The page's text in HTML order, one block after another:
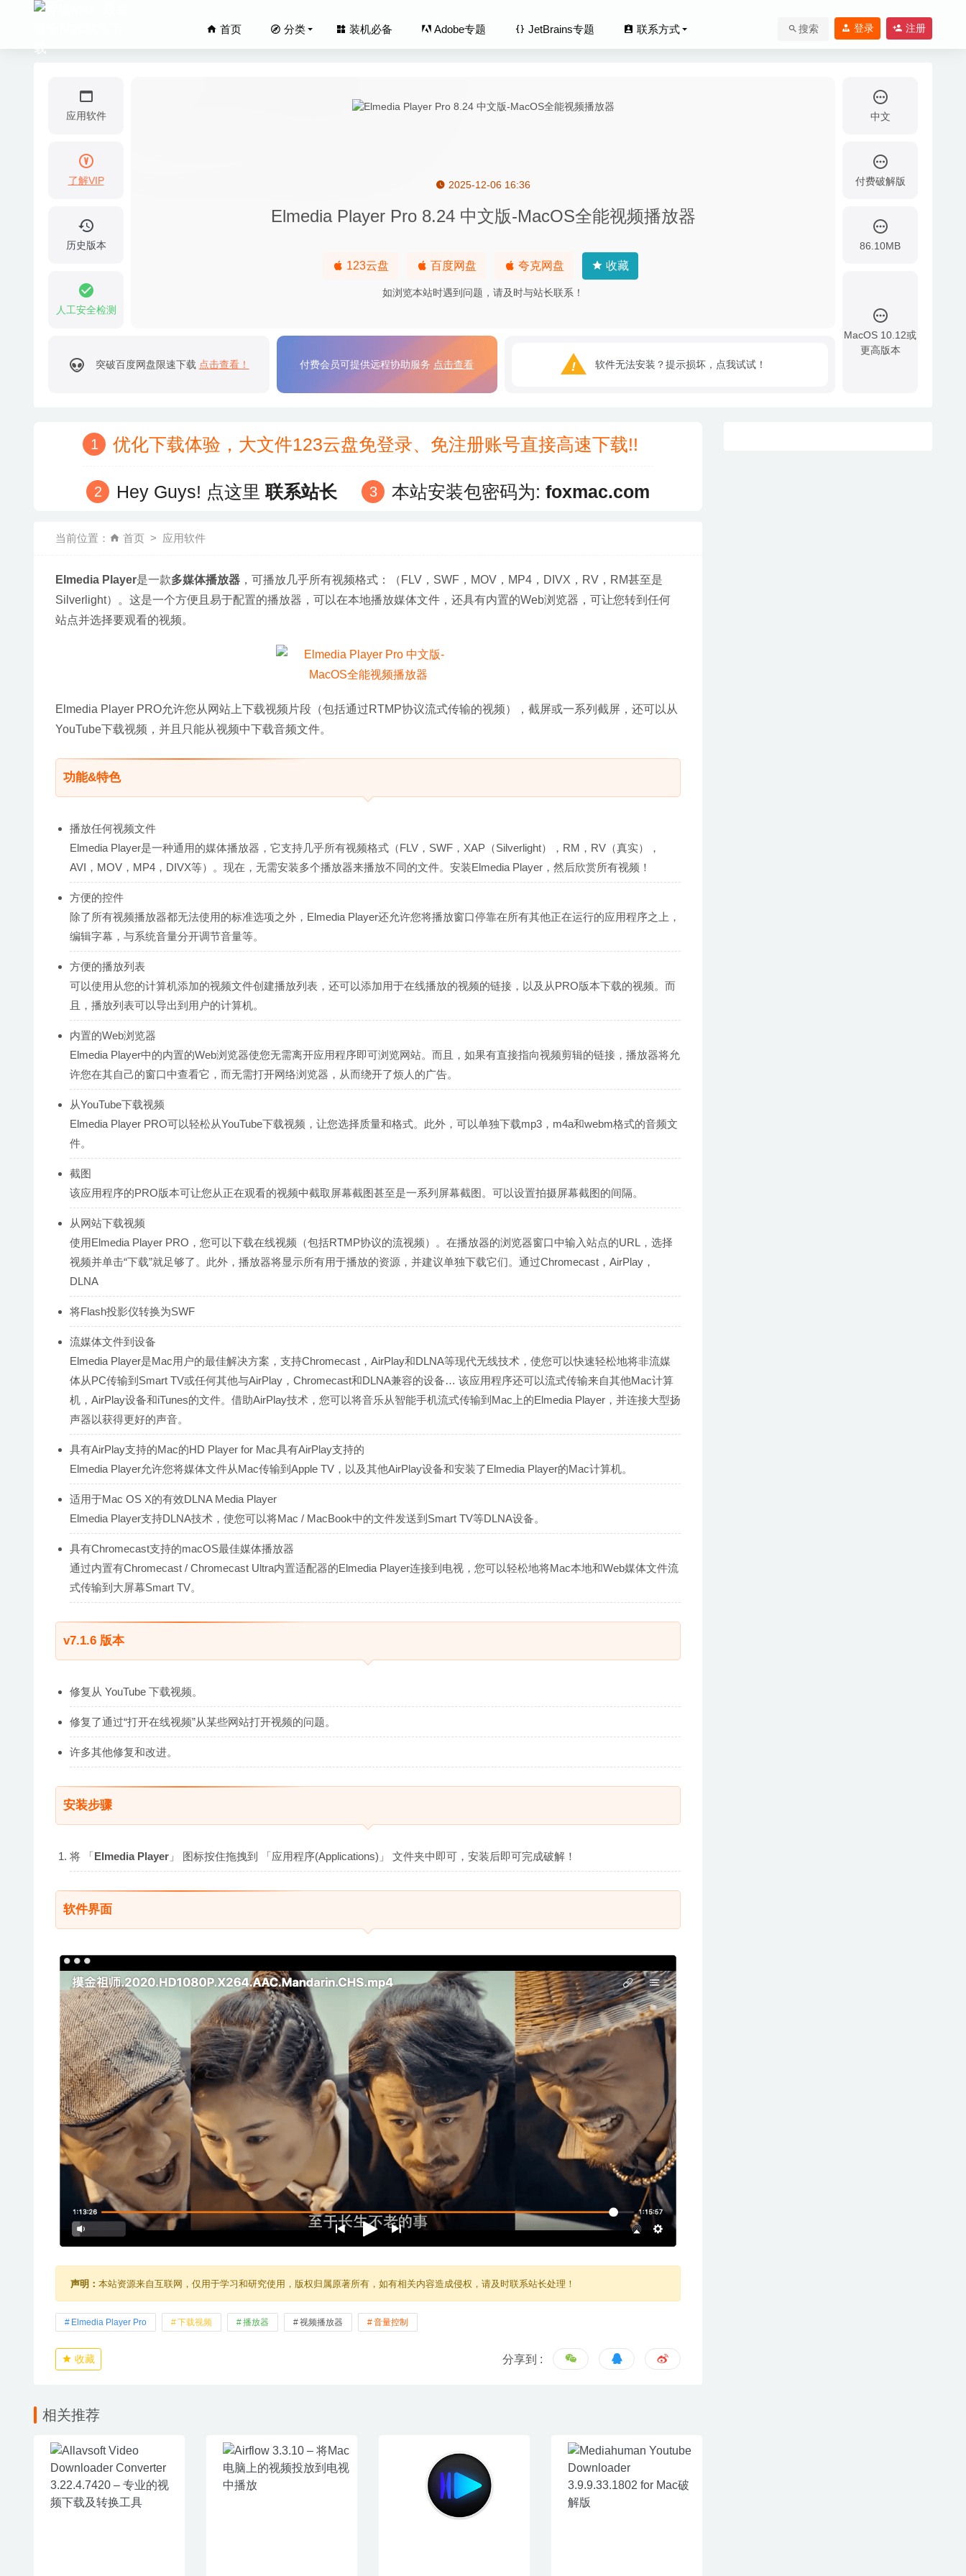
首页 分类 装机必备 Adobe专题 JetBrains专题 联系方式 搜索 登录 注册
应用软件
了解VIP
历史版本
人工安全检测
2025-12-06 16:36
Elmedia Player Pro 8.24 中文版-MacOS全能视频播放器
123云盘 百度网盘 夸克网盘 收藏
如浏览本站时遇到问题，请及时与站长联系！
中文
付费破解版
86.10MB
MacOS 10.12或
更高版本
突破百度网盘限速下载 点击查看！ 付费会员可提供远程协助服务 点击查看 软件无法安装？提示损坏，点我试试！
优化下载体验，大文件123云盘免登录、免注册账号直接高速下载!!
Hey Guys! 点这里联系站长 本站安装包密码为: foxmac.com
当前位置： 首页 应用软件
Elmedia Player是一款多媒体播放器 ，可播放几乎所有视频格式：（FLV，SWF，MOV，MP4，DIVX，RV，RM甚至是
Silverlight）。这是一个方便且易于配置的播放器，可以在本地播放媒体文件，还具有内置的Web浏览器，可让您转到任何
站点并选择要观看的视频。
Elmedia Player PRO允许您从网站上下载视频片段（包括通过RTMP协议流式传输的视频），截屏或一系列截屏，还可以从
YouTube下载视频，并且只能从视频中下载音频文件。
功能&特色
播放任何视频文件
Elmedia Player是一种通用的媒体播放器，它支持几乎所有视频格式（FLV，SWF，XAP（Silverlight），RM，RV（真实），
AVI，MOV，MP4，DIVX等）。现在，无需安装多个播放器来播放不同的文件。安装Elmedia Player，然后欣赏所有视频！
方便的控件
除了所有视频播放器都无法使用的标准选项之外，Elmedia Player还允许您将播放窗口停靠在所有其他正在运行的应用程序之上，
编辑字幕，与系统音量分开调节音量等。
方便的播放列表
可以使用从您的计算机添加的视频文件创建播放列表，还可以添加用于在线播放的视频的链接，以及从PRO版本下载的视频。而
且，播放列表可以导出到用户的计算机。
内置的Web浏览器
Elmedia Player中的内置的Web浏览器使您无需离开应用程序即可浏览网站。而且，如果有直接指向视频剪辑的链接，播放器将允
许您在其自己的窗口中查看它，而无需打开网络浏览器，从而绕开了烦人的广告。
从YouTube下载视频
Elmedia Player PRO可以轻松从YouTube下载视频，让您选择质量和格式。此外，可以单独下载mp3，m4a和webm格式的音频文
件。
截图
该应用程序的PRO版本可让您从正在观看的视频中截取屏幕截图甚至是一系列屏幕截图。可以设置拍摄屏幕截图的间隔。
从网站下载视频
使用Elmedia Player PRO，您可以下载在线视频（包括RTMP协议的流视频）。在播放器的浏览器窗口中输入站点的URL，选择
视频并单击“下载”就足够了。此外，播放器将显示所有用于播放的资源，并建议单独下载它们。通过Chromecast，AirPlay，
DLNA
将Flash投影仪转换为SWF
流媒体文件到设备
Elmedia Player是Mac用户的最佳解决方案，支持Chromecast，AirPlay和DLNA等现代无线技术，使您可以快速轻松地将非流媒
体从PC传输到Smart TV或任何其他与AirPlay，Chromecast和DLNA兼容的设备… 该应用程序还可以流式传输来自其他Mac计算
机，AirPlay设备和iTunes的文件。借助AirPlay技术，您可以将音乐从智能手机流式传输到Mac上的Elmedia Player，并连接大型扬
声器以获得更好的声音。
具有AirPlay支持的Mac的HD Player for Mac具有AirPlay支持的
Elmedia Player允许您将媒体文件从Mac传输到Apple TV，以及其他AirPlay设备和安装了Elmedia Player的Mac计算机。
适用于Mac OS X的有效DLNA Media Player
Elmedia Player支持DLNA技术，使您可以将Mac / MacBook中的文件发送到Smart TV等DLNA设备。
具有Chromecast支持的macOS最佳媒体播放器
通过内置有Chromecast / Chromecast Ultra内置适配器的Elmedia Player连接到电视，您可以轻松地将Mac本地和Web媒体文件流
式传输到大屏幕Smart TV。
v7.1.6 版本
修复从 YouTube 下载视频。
修复了通过“打开在线视频”从某些网站打开视频的问题。
许多其他修复和改进。
安装步骤
将 「Elmedia Player 」 图标按住拖拽到 「应用程序(Applications)」 文件夹中即可，安装后即可完成破解！
软件界面
声明： 本站资源来自互联网，仅用于学习和研究使用，版权归属原著所有，如有相关内容造成侵权，请及时联系站长处理！
Elmedia Player Pro 下载视频 播放器 视频播放器 音量控制
收藏 分享到 :
相关推荐
Morph Age Pro 5.0.4 – 有意思的视频人脸拼接软件 2020-07-11
NoteBurner Spotify 2.5.2 中文版 – 优秀的Spotify音频转换器 2022-09-02
FabFilter Total Bundle 肥波 2025.02.06 – 新版全套VST插件效果器后期混音稳定版